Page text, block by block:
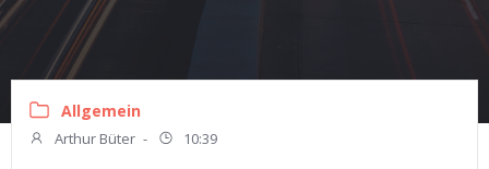
Allgemein
Arthur Büter - 10:39